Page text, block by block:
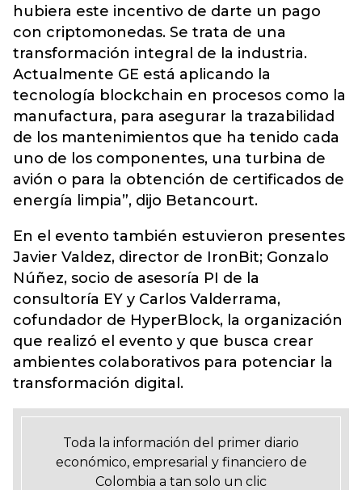
hubiera este incentivo de darte un pago
con criptomonedas. Se trata de una
transformación integral de la industria.
Actualmente GE está aplicando la
tecnología blockchain en procesos como la
manufactura, para asegurar la trazabilidad
de los mantenimientos que ha tenido cada
uno de los componentes, una turbina de
avión o para la obtención de certificados de
energía limpia”, dijo Betancourt.
En el evento también estuvieron presentes
Javier Valdez, director de IronBit; Gonzalo
Núñez, socio de asesoría PI de la
consultoría EY y Carlos Valderrama,
cofundador de HyperBlock, la organización
que realizó el evento y que busca crear
ambientes colaborativos para potenciar la
transformación digital.
Toda la información del primer diario
económico, empresarial y financiero de
Colombia a tan solo un clic